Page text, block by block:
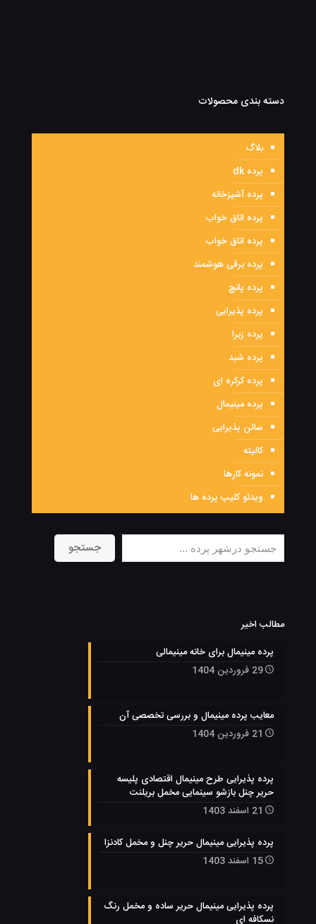
دسته بندی محصولات
بلاگ
پرده dk
پرده آشپزخانه
پرده اتاق خواب
پرده اتاق خواب
پرده برقی هوشمند
پرده پانچ
پرده پذیرایی
پرده زبرا
پرده شید
پرده کرکره ای
پرده مینیمال
سالن پذیرایی
کالیته
نمونه کارها
ویدئو کلیپ پرده ها
جستجو جستجو
مطالب اخیر
پرده مینیمال برای خانه مینیمالی
29 فروردین 1404
معایب پرده مینیمال و بررسی تخصصی آن
21 فروردین 1404
پرده پذیرایی طرح مینیمال اقتصادی پلیسه
حریر چنل بازشو سینمایی مخمل بریلنت
21 اسفند 1403
پرده پذیرایی مینیمال حریر چنل و مخمل کادنزا
15 اسفند 1403
پرده پذیرایی مینیمال حریر ساده و مخمل رنگ
نسکافه ای